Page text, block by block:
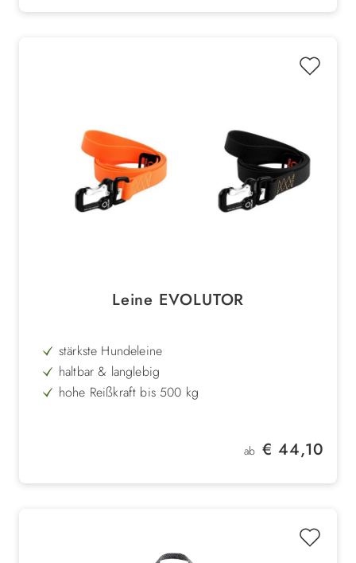
Leine EVOLUTOR
stärkste Hundeleine
haltbar & langlebig
hohe Reißkraft bis 500 kg
Regulärer Preis:
ab € 44,10